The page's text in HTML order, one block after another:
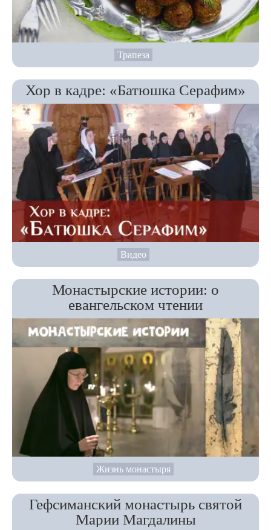
Трапеза
Хор в кадре: «Батюшка Серафим»
Видео
Монастырские истории: о
евангельском чтении
Жизнь монастыря
Гефсиманский монастырь святой
Марии Магдалины